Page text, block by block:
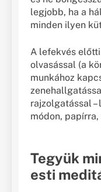
legjobb, ha a
minden ilyen
A lefekvés
olvasással (a
munkához
rajzolgatással
módon,
Tegyük
esti